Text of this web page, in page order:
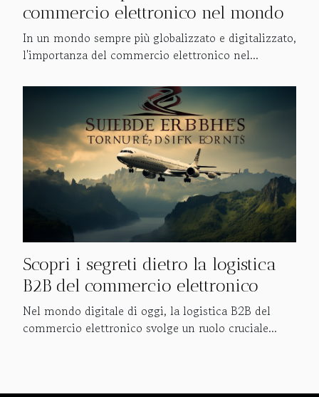
commercio elettronico nel mondo
In un mondo sempre più globalizzato e digitalizzato,
l'importanza del commercio elettronico nel...
Scopri i segreti dietro la logistica
B2B del commercio elettronico
Nel mondo digitale di oggi, la logistica B2B del
commercio elettronico svolge un ruolo cruciale...